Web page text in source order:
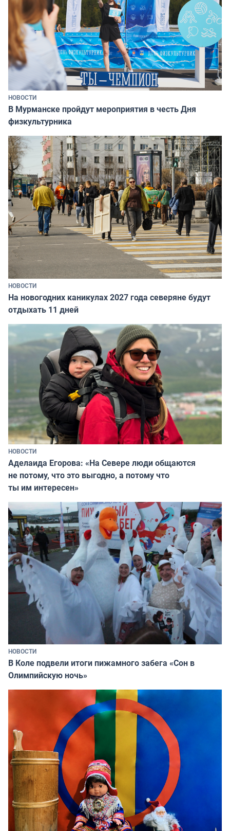
НОВОСТИ
В Мурманске пройдут мероприятия в честь Дня
физкультурника
НОВОСТИ
На новогодних каникулах 2027 года северяне будут
отдыхать 11 дней
НОВОСТИ
Аделаида Егорова: «На Севере люди общаются
не потому, что это выгодно, а потому что
ты им интересен»
НОВОСТИ
В Коле подвели итоги пижамного забега «Сон в
Олимпийскую ночь»